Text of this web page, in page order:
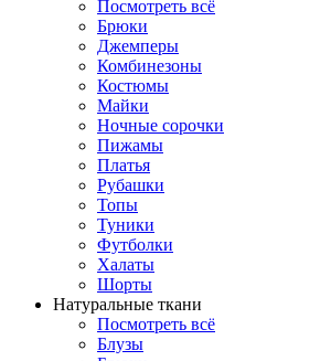
Посмотреть всё
Брюки
Джемперы
Комбинезоны
Костюмы
Майки
Ночные сорочки
Пижамы
Платья
Рубашки
Топы
Туники
Футболки
Халаты
Шорты
Натуральные ткани
Посмотреть всё
Блузы